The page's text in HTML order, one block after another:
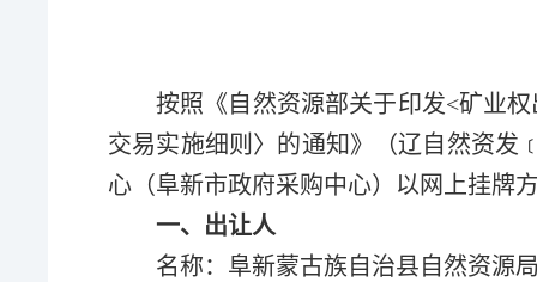
按照《自然资源部关于印发<矿业
交易实施细则〉的通知》（辽自然资发
心（阜新市政府采购中心）以网上挂牌
一、出让人
名称： 阜新蒙古族自治县自然资源